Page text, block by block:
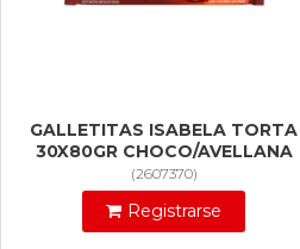
GALLETITAS ISABELA TORTA
30X80GR CHOCO/AVELLANA
(2607370)
Registrarse